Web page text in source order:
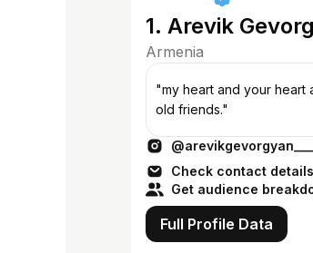
1. Arevik
Armenia
"my heart and your heart
old friends."
@arevikgevorgyan___
Check contact details
Get audience
Full Profile Data